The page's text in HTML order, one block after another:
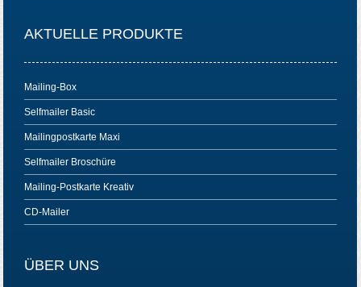
AKTUELLE PRODUKTE
Mailing-Box
Selfmailer Basic
Mailingpostkarte Maxi
Selfmailer Broschüre
Mailing-Postkarte Kreativ
CD-Mailer
ÜBER UNS